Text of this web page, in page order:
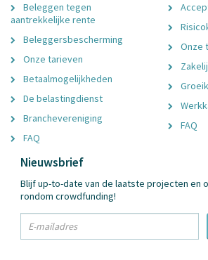
Beleggen tegen
aantrekkelijke rente
Beleggersbescherming
Onze tarieven
Betaalmogelijkheden
De belastingdienst
Branchevereniging
FAQ
Onze
FAQ
Nieuwsbrief
Blijf up-to-date van de laatste projecten en
rondom crowdfunding!
Email